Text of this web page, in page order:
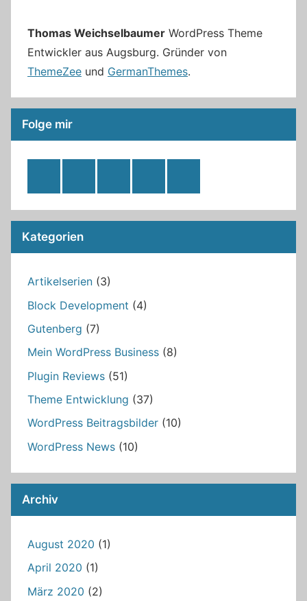
Thomas Weichselbaumer WordPress Theme
Entwickler aus Augsburg. Gründer von
ThemeZee und GermanThemes.
Folge mir
Feed
Kategorien
Artikelserien (3)
Block Development (4)
Gutenberg (7)
Mein WordPress Business (8)
Plugin Reviews (51)
Theme Entwicklung (37)
WordPress Beitragsbilder (10)
WordPress News (10)
Archiv
August 2020 (1)
April 2020 (1)
März 2020 (2)